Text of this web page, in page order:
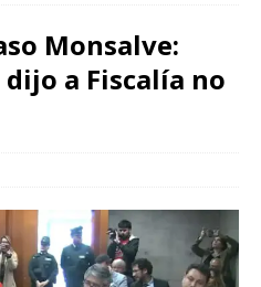
Monsalve:
a Fiscalía no